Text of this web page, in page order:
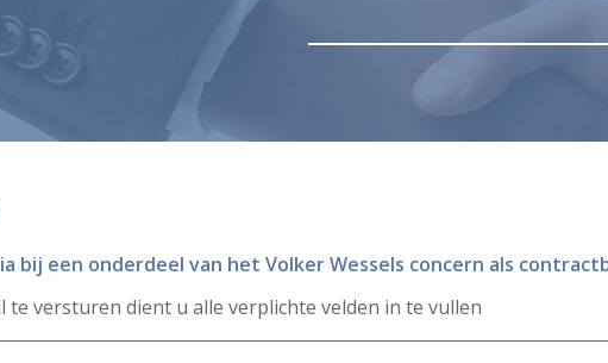
bij een onderdeel van het Volker Wessels concern als
te versturen dient u alle verplichte velden in te vullen